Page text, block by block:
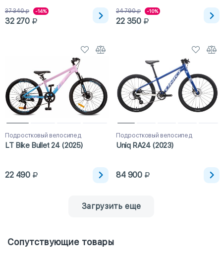
37 340 -14%
32 270
24 790 -10%
22 350
Подростковый велосипед
LT Bike Bullet 24 (2025)
22 490
Подростковый велосипед
Uniq RA24 (2023)
84 900
Загрузить еще
Сопутствующие товары